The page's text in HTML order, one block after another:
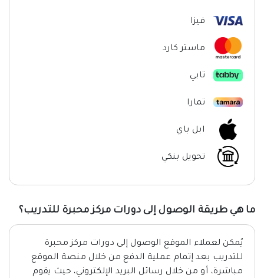
فيزا
ماستر كارد
تابي
تمارا
ابل باي
تحويل بنكي
ما هي طريقة الوصول إلى دورات مركز محبرة للتدريب؟
يُمكن لعملاء الموقع الوصول إلى دورات مركز محبرة
للتدريب بعد إتمام عملية الدفع من خلال منصة الموقع
مباشرة، أو من خلال رسائل البريد الإلكتروني، حيث يقوم